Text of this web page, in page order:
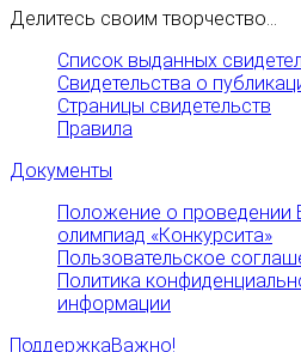
Делитесь своим творчество...
Список выданных
Свидетельства о
Страницы свидетельств
Правила
Документы
Положение о проведении
олимпиад «Конкурсита»
Пользовательское
Политика
информации
ПоддержкаВажно!